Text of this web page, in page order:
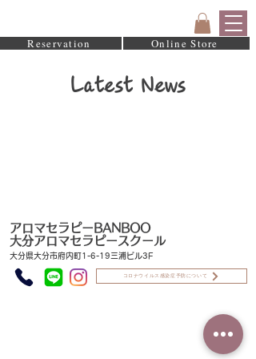
Reservation Online Store
Latest News
​アロマセラピーBANBOO
大分アロマセラピースクール
​大分県大分市府内町1-6-19三浦ビル3F
コロナウイルス感染症予防について